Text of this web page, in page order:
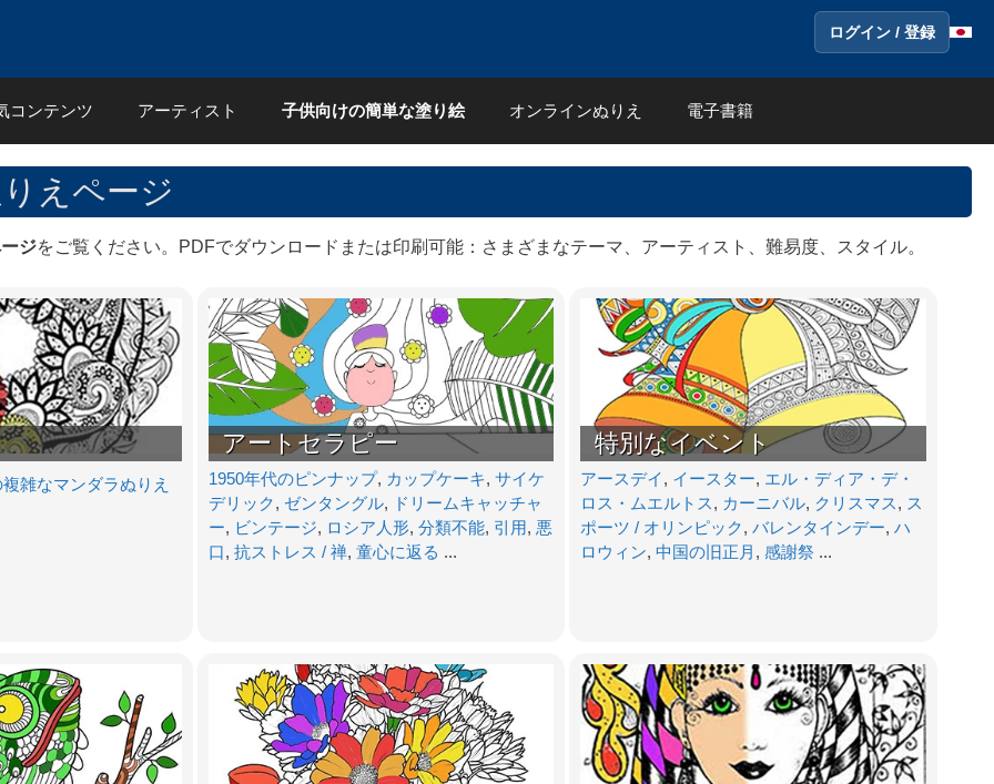
ログイン / 登録
コンテンツ アーティスト 子供向けの簡単な塗り絵 オンラインぬりえ 電子書籍
えページ
ジをご覧ください。PDFでダウンロードまたは印刷可能：さまざまなテーマ、アーティスト、難易度、スタイル。
雑なマンダラぬりえ
アートセラピー
1950年代のピンナップ, カップケーキ,サイケ
デリック, ゼンタングル, ドリームキャッチャ
ー, ビンテージ, ロシア人形,分類不能, 引用, 悪
口,抗ストレス / 禅,童心に返る ...
特別なイベント
アースデイ, イースター, エル・ディア・デ・
ロス・ムエルトス, カーニバル, クリスマス, ス
ポーツ / オリンピック,バレンタインデー,ハ
ロウィン,中国の旧正月 ,感謝祭 ...